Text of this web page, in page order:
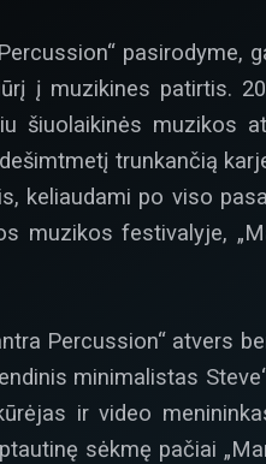
į muzikines patirtis.
šiuolaikinės muzikos
trunkančią
keliaudami po viso
muzikos festivalyje,
Percussion“ atvers
minimalistas
ir video
sėkmę pačiai